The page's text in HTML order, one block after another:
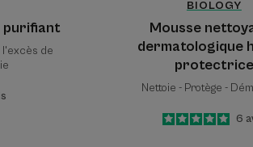
purifiant
de
BIOLOGY
Mousse
dermatologique
protectrice
Nettoie - Protège -
5
/
5
6